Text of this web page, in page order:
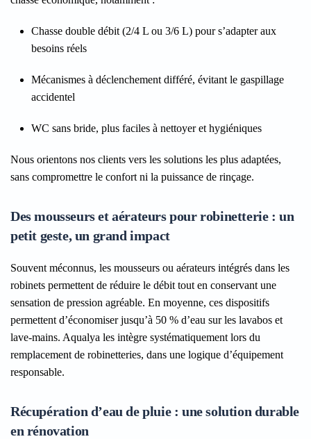
Chasse double débit (2/4 L ou 3/6 L) pour s’adapter aux
besoins réels
Mécanismes à déclenchement différé, évitant le gaspillage
accidentel
WC sans bride, plus faciles à nettoyer et hygiéniques
Nous orientons nos clients vers les solutions les plus adaptées,
sans compromettre le confort ni la puissance de rinçage.
Des mousseurs et aérateurs pour robinetterie : un
petit geste, un grand impact
Souvent méconnus, les mousseurs ou aérateurs intégrés dans les
robinets permettent de réduire le débit tout en conservant une
sensation de pression agréable. En moyenne, ces dispositifs
permettent d’économiser jusqu’à 50 % d’eau sur les lavabos et
lave-mains. Aqualya les intègre systématiquement lors du
remplacement de robinetteries, dans une logique d’équipement
responsable.
Récupération d’eau de pluie : une solution durable
en rénovation